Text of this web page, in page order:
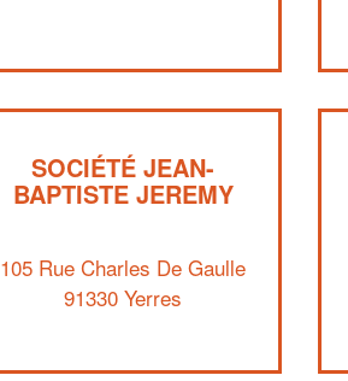
SOCIÉTÉ JEAN-
BAPTISTE JEREMY
105 Rue Charles De Gaulle
91330 Yerres